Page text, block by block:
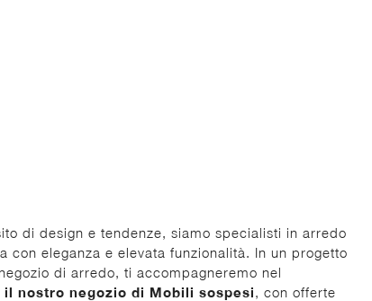
di design e tendenze, siamo specialisti in arredo
eleganza e elevata funzionalità. In un progetto
di arredo, ti accompagneremo nel
nostro negozio di Mobili sospesi, con offerte